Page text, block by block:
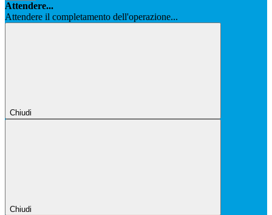
Attendere...
Attendere il completamento dell'operazione...
Chiudi
Chiudi